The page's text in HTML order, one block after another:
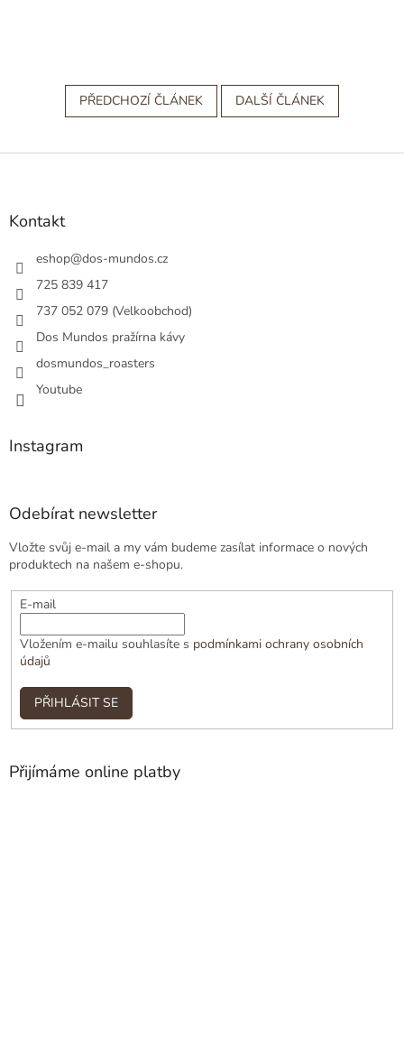
PŘEDCHOZÍ ČLÁNEK DALŠÍ ČLÁNEK
Z
Kontakt
eshop@dos-mundos.cz
725 839 417
737 052 079 (Velkoobchod)
Dos Mundos pražírna kávy
dosmundos_roasters
Youtube
Instagram
Odebírat newsletter
Vložte svůj e-mail a my vám budeme zasílat informace o nových
produktech na našem e-shopu.
E-mail
Vložením e-mailu souhlasíte s podmínkami ochrany osobních
údajů
PŘIHLÁSIT SE
Přijímáme online platby